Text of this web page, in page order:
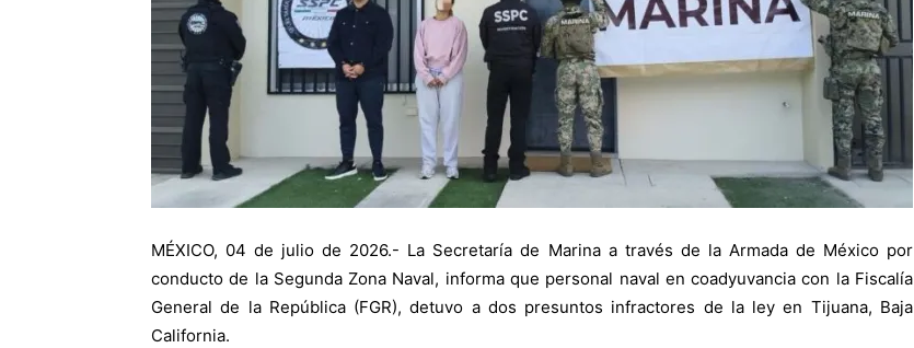
MÉXICO, 04 de julio de 2026.- La Secretaría de Marina a través de la Armada de México por
conducto de la Segunda Zona Naval, informa que personal naval en coadyuvancia con la Fiscalía
General de la República (FGR), detuvo a dos presuntos infractores de la ley en Tijuana, Baja
California.